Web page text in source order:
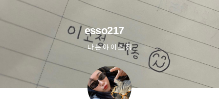
esso217
나 는 야 이 소 정